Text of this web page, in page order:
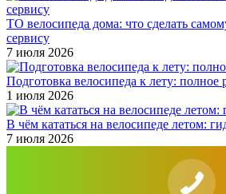
ТО велосипеда дома: что сделать
сервису
7 июля 2026
Подготовка велосипеда к лету: полное
1 июля 2026
В чём кататься на велосипеде летом:
7 июля 2026